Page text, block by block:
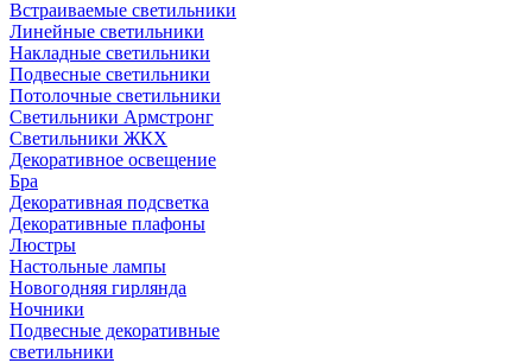
Встраиваемые светильники
Линейные светильники
Накладные светильники
Подвесные светильники
Потолочные светильники
Светильники Армстронг
Светильники ЖКХ
Декоративное освещение
Бра
Декоративная подсветка
Декоративные плафоны
Люстры
Настольные лампы
Новогодняя гирлянда
Ночники
Подвесные декоративные
светильники